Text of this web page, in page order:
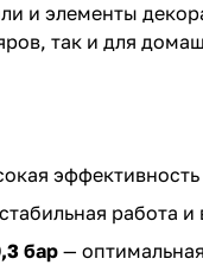
и элементы
так и для
работа
бар —